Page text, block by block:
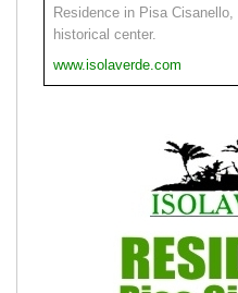
Residence in Pisa
historical center.
www.isolaverde.com